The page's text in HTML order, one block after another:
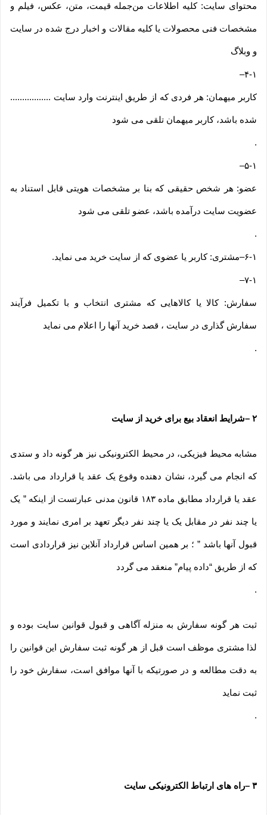
محتوای سایت: کلیه اطلاعات من‌جمله قیمت، متن، عکس، فیلم و
مشخصات فنی محصولات یا کلیه مقالات و اخبار درج شده در سایت
و وبلاگ
۴-۱–
کاربر میهمان: هر فردی که از طریق اینترنت وارد سایت .................
شده باشد، کاربر میهمان تلقی می شود
.
۵-۱–
عضو: هر شخص حقیقی که بنا بر مشخصات هویتی قابل استناد به
عضویت سایت درآمده باشد، عضو تلقی می شود
.
۶-۱–مشتری: کاربر یا عضوی که از سایت خرید می نماید.
۷-۱–
سفارش: کالا یا کالاهایی که مشتری انتخاب و با تکمیل فرآیند
سفارش گذاری در سایت ، قصد خرید آنها را اعلام می نماید
.
۲ –شرایط انعقاد بیع برای خرید از سایت
مشابه محیط فیزیکی، در محیط الکترونیکی نیز هر گونه داد و ستدی
که انجام می گیرد، نشان دهنده وقوع یک عقد یا قرارداد می باشد.
عقد یا قرارداد مطابق ماده ۱۸۳ قانون مدنی عبارتست از اینکه ” یک
یا چند نفر در مقابل یک یا چند نفر دیگر تعهد بر امری نمایند و مورد
قبول آنها باشد ” ؛ بر همین اساس قرارداد آنلاین نیز قراردادی است
که از طریق “داده پیام” منعقد می گردد
.
ثبت هر گونه سفارش به منزله آگاهی و قبول قوانین سایت بوده و
لذا مشتری موظف است قبل از هر گونه ثبت سفارش این قوانین را
به دقت مطالعه و در صورتیکه با آنها موافق است، سفارش خود را
ثبت نماید
.
۳ –راه های ارتباط الکترونیکی سایت